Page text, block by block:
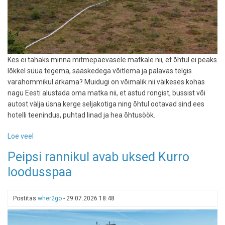
Kes ei tahaks minna mitmepäevasele matkale nii, et õhtul ei peaks
lõkkel süüa tegema, sääskedega võitlema ja palavas telgis
varahommikul ärkama? Muidugi on võimalik nii väikeses kohas
nagu Eesti alustada oma matka nii, et astud rongist, bussist või
autost välja üsna kerge seljakotiga ning õhtul ootavad sind ees
hotelli teenindus, puhtad linad ja hea õhtusöök.
Loe veel
tsivilisatsiooni
piiril:
matka,
mis
Peipsi rannikul avab uksed Kurro
loodusspaa
Postitas wher2go - 29.07.2026 18:48